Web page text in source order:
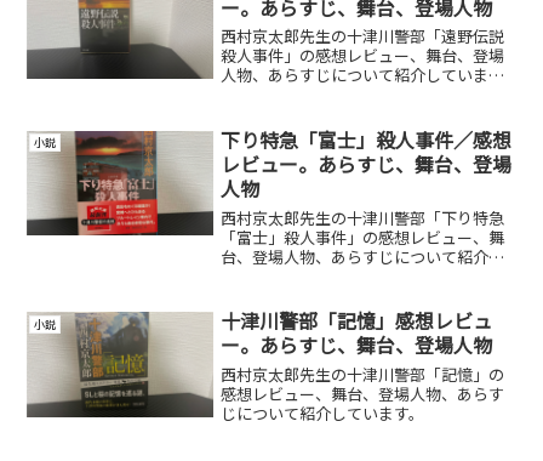
ー。あらすじ、舞台、登場人物
西村京太郎先生の十津川警部「遠野伝説
殺人事件」の感想レビュー、舞台、登場
人物、あらすじについて紹介していま
小説
下り特急「富士」殺人事件／感想
レビュー。あらすじ、舞台、登場
人物
西村京太郎先生の十津川警部「下り特急
「富士」殺人事件」の感想レビュー、舞
台、登場人物、あらすじについて紹介し
小説
十津川警部「記憶」感想レビュ
ー。あらすじ、舞台、登場人物
西村京太郎先生の十津川警部「記憶」の
感想レビュー、舞台、登場人物、あらす
じについて紹介しています。